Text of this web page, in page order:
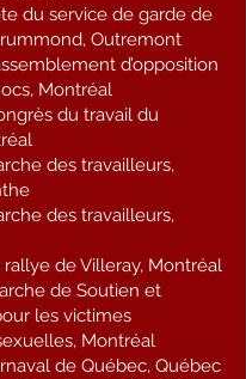
du service de garde de
Outremont
d’opposition
Montréal
du travail du
des travailleurs,
des travailleurs,
de Villeray, Montréal
de Soutien et
les victimes
Montréal
de Québec, Québec